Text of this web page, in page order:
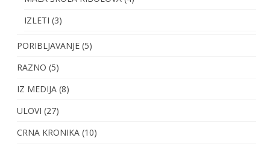
IZLETI (3)
PORIBLJAVANJE (5)
RAZNO (5)
IZ MEDIJA (8)
ULOVI (27)
CRNA KRONIKA (10)